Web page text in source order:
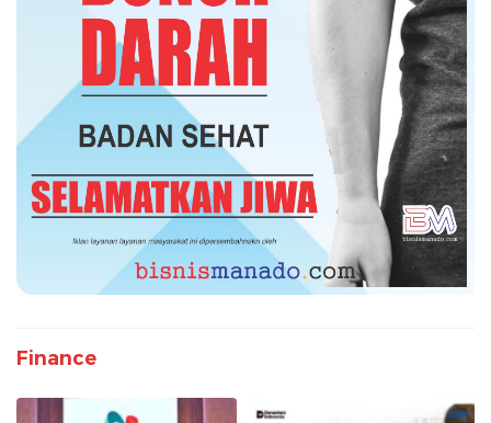
Finance